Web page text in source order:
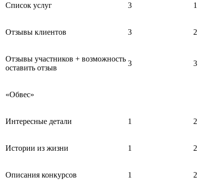
Список услуг 3 1
Отзывы клиентов 3 2
Отзывы участников + возможность
оставить отзыв
3 3
«Обвес»
Интересные детали 1 2
Истории из жизни 1 2
Описания конкурсов 1 2